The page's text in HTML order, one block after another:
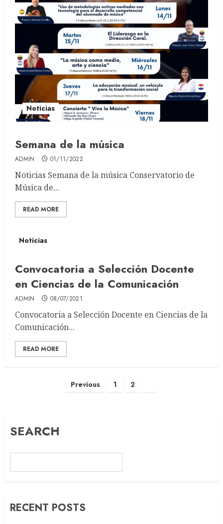
Noticias
Semana de la música
ADMIN 01/11/2022
Noticias Semana de la música Conservatorio de
Música de...
READ MORE
Noticias
Convocatoria a Selección Docente
en Ciencias de la Comunicación
ADMIN 08/07/2021
Convocatoria a Selección Docente en Ciencias de la
Comunicación...
READ MORE
Posts
Previous 1 2
SEARCH
RECENT POSTS